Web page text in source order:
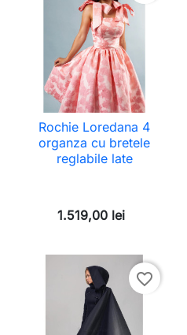
Rochie Loredana 4
organza cu bretele
reglabile late
1.519,00 lei
favorite_border